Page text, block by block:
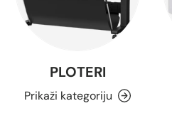
PLOTERI
Prikaži kategoriju